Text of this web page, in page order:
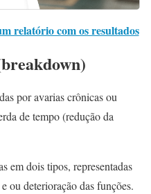
relatório com os resultados
por avarias crônicas ou
de tempo (redução da
em dois tipos, representadas
ou deterioração das funções.